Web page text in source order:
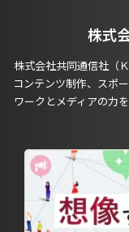
株式
株式会社共同通信社（
コンテンツ制作、スポ
ワークとメディアの力